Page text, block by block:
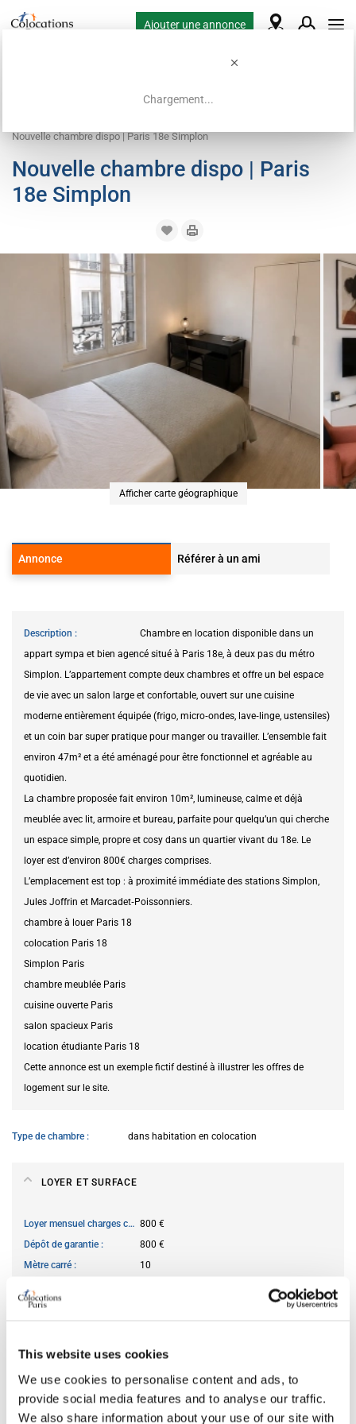
This website uses cookies
We use cookies to personalise content and ads, to
provide social media features and to analyse our traffic.
We also share information about your use of our site with
Chargement...
Ajouter une annonce
Nouvelle chambre dispo | Paris 18e Simplon
Nouvelle chambre dispo | Paris
18e Simplon
Afficher carte géographique
Annonce Référer à un ami
Description
Chambre en location disponible dans un
appart sympa et bien agencé situé à Paris 18e, à deux pas du métro
Simplon. L’appartement compte deux chambres et offre un bel espace
de vie avec un salon large et confortable, ouvert sur une cuisine
moderne entièrement équipée (frigo, micro‑ondes, lave‑linge, ustensiles)
et un coin bar super pratique pour manger ou travailler. L’ensemble fait
environ 47m² et a été aménagé pour être fonctionnel et agréable au
quotidien.
La chambre proposée fait environ 10m², lumineuse, calme et déjà
meublée avec lit, armoire et bureau, parfaite pour quelqu’un qui cherche
un espace simple, propre et cosy dans un quartier vivant du 18e. Le
loyer est d’environ 800€ charges comprises.
L’emplacement est top : à proximité immédiate des stations Simplon,
Jules Joffrin et Marcadet‑Poissonniers.
chambre à louer Paris 18
colocation Paris 18
Simplon Paris
chambre meublée Paris
cuisine ouverte Paris
salon spacieux Paris
location étudiante Paris 18
Cette annonce est un exemple fictif destiné à illustrer les offres de
logement sur le site.
Type de chambre dans habitation en colocation
LOYER ET SURFACE
Loyer mensuel charges comprises 800 €
Dépôt de garantie
800 €
Mètre carré
10
Location courte durée acceptéenon